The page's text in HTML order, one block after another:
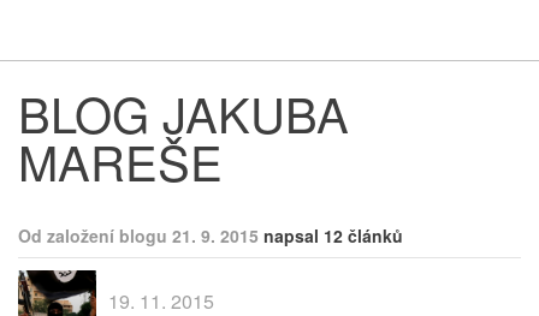
BLOG JAKUBA
MAREŠE
Od založení blogu 21. 9. 2015 napsal 12 článků
19. 11. 2015